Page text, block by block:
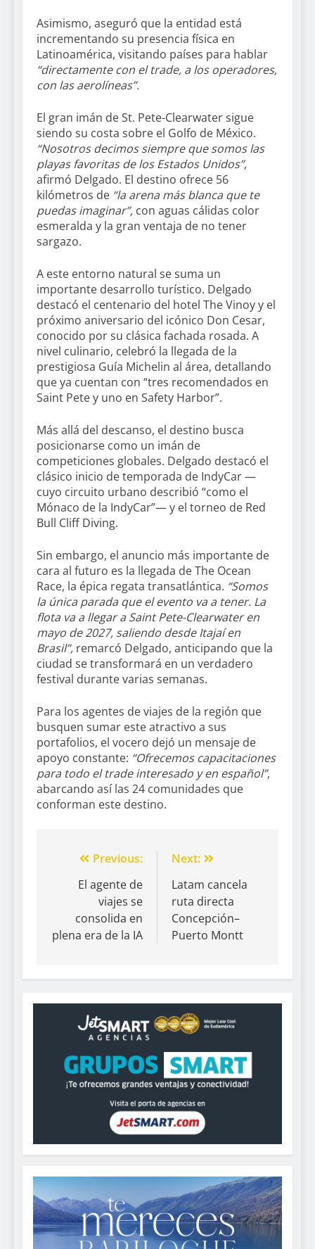
Asimismo, aseguró que la entidad está
incrementando su presencia física en
Latinoamérica, visitando países para hablar
“directamente con el trade, a los operadores,
con las aerolíneas”.
El gran imán de St. Pete-Clearwater sigue
siendo su costa sobre el Golfo de México.
“Nosotros decimos siempre que somos las
playas favoritas de los Estados Unidos”,
afirmó Delgado. El destino ofrece 56
kilómetros de “la arena más blanca que te
puedas imaginar”, con aguas cálidas color
esmeralda y la gran ventaja de no tener
sargazo.
A este entorno natural se suma un
importante desarrollo turístico. Delgado
destacó el centenario del hotel The Vinoy y el
próximo aniversario del icónico Don Cesar,
conocido por su clásica fachada rosada. A
nivel culinario, celebró la llegada de la
prestigiosa Guía Michelin al área, detallando
que ya cuentan con “tres recomendados en
Saint Pete y uno en Safety Harbor”.
Más allá del descanso, el destino busca
posicionarse como un imán de
competiciones globales. Delgado destacó el
clásico inicio de temporada de IndyCar —
cuyo circuito urbano describió “como el
Mónaco de la IndyCar”— y el torneo de Red
Bull Cliff Diving.
Sin embargo, el anuncio más importante de
cara al futuro es la llegada de The Ocean
Race, la épica regata transatlántica. “Somos
la única parada que el evento va a tener. La
flota va a llegar a Saint Pete-Clearwater en
mayo de 2027, saliendo desde Itajaí en
Brasil”, remarcó Delgado, anticipando que la
ciudad se transformará en un verdadero
festival durante varias semanas.
Para los agentes de viajes de la región que
busquen sumar este atractivo a sus
portafolios, el vocero dejó un mensaje de
apoyo constante: “Ofrecemos capacitaciones
para todo el trade interesado y en español”,
abarcando así las 24 comunidades que
conforman este destino.
Previous:
El agente de
viajes se
consolida en
plena era de la IA
Next:
Latam cancela
ruta directa
Concepción–
Puerto Montt